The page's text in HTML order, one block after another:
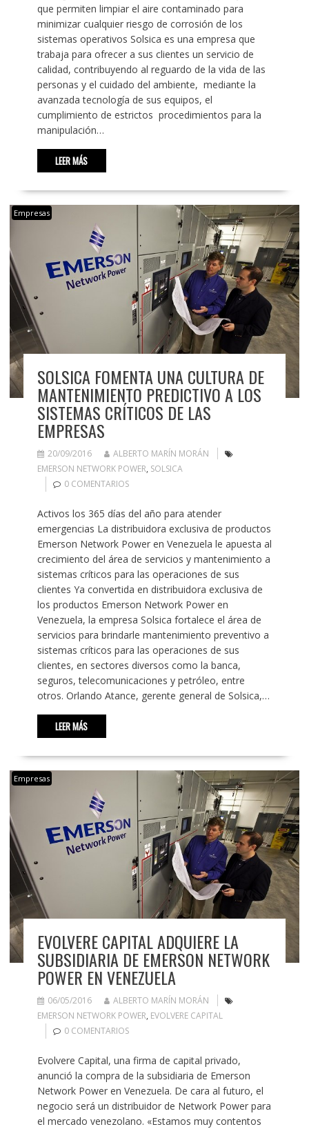
que permiten limpiar el aire contaminado para
minimizar cualquier riesgo de corrosión de los
sistemas operativos Solsica es una empresa que
trabaja para ofrecer a sus clientes un servicio de
calidad, contribuyendo al reguardo de la vida de las
personas y el cuidado del ambiente, mediante la
avanzada tecnología de sus equipos, el
cumplimiento de estrictos procedimientos para la
manipulación…
LEER MÁS
Empresas
SOLSICA FOMENTA UNA CULTURA DE
MANTENIMIENTO PREDICTIVO A LOS
SISTEMAS CRÍTICOS DE LAS
EMPRESAS
20/09/2016
ALBERTO MARÍN MORÁN
EMERSON NETWORK POWER, SOLSICA
0 COMENTARIOS
Activos los 365 días del año para atender
emergencias La distribuidora exclusiva de productos
Emerson Network Power en Venezuela le apuesta al
crecimiento del área de servicios y mantenimiento a
sistemas críticos para las operaciones de sus
clientes Ya convertida en distribuidora exclusiva de
los productos Emerson Network Power en
Venezuela, la empresa Solsica fortalece el área de
servicios para brindarle mantenimiento preventivo a
sistemas críticos para las operaciones de sus
clientes, en sectores diversos como la banca,
seguros, telecomunicaciones y petróleo, entre
otros. Orlando Atance, gerente general de Solsica,…
LEER MÁS
Empresas
EVOLVERE CAPITAL ADQUIERE LA
SUBSIDIARIA DE EMERSON NETWORK
POWER EN VENEZUELA
06/05/2016
ALBERTO MARÍN MORÁN
EMERSON NETWORK POWER, EVOLVERE CAPITAL
0 COMENTARIOS
Evolvere Capital, una firma de capital privado,
anunció la compra de la subsidiaria de Emerson
Network Power en Venezuela. De cara al futuro, el
negocio será un distribuidor de Network Power para
el mercado venezolano. «Estamos muy contentos